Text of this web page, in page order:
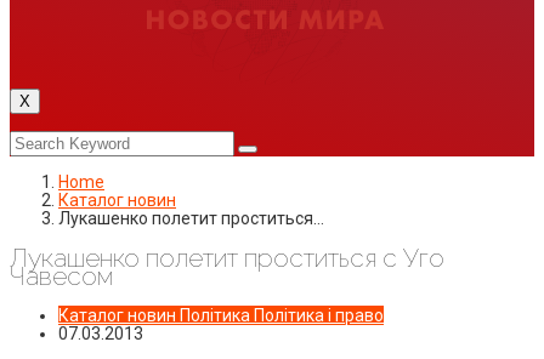
X
Home
Каталог новин
Лукашенко полетит проститься…
Лукашенко полетит проститься с Уго
Чавесом
Каталог новин Політика Політика і право
07.03.2013